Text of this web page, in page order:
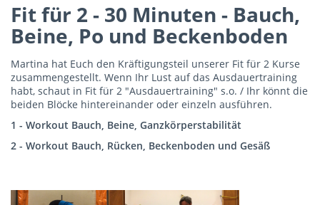
Fit für 2 - 30 Minuten - Bauch,
Beine, Po und Beckenboden
Martina hat Euch den Kräftigungsteil unserer Fit für 2 Kurse
zusammengestellt. Wenn Ihr Lust auf das Ausdauertraining
habt, schaut in Fit für 2 "Ausdauertraining" s.o. / Ihr könnt die
beiden Blöcke hintereinander oder einzeln ausführen.
1 - Workout Bauch, Beine, Ganzkörperstabilität
2 - Workout Bauch, Rücken, Beckenboden und Gesäß